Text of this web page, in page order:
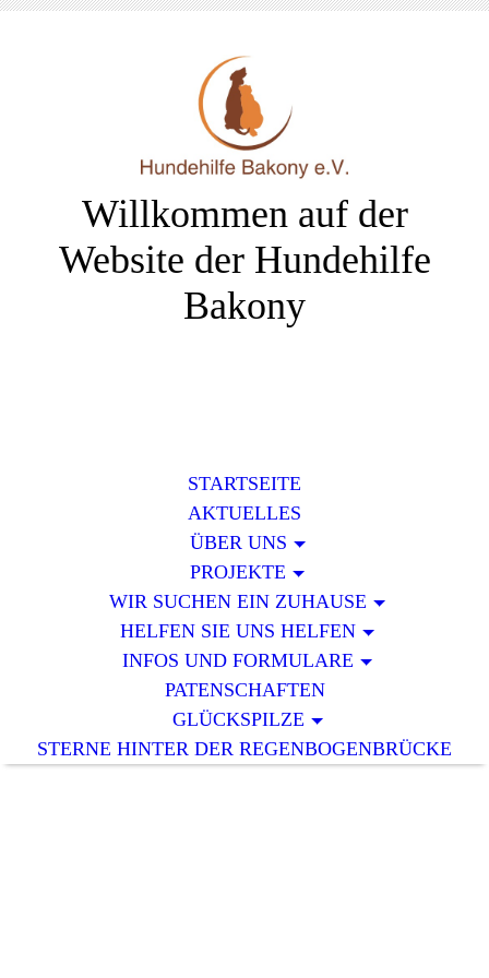
Willkommen auf der
Website der Hundehilfe
Bakony
STARTSEITE
AKTUELLES
ÜBER UNS
PROJEKTE
WIR SUCHEN EIN ZUHAUSE
HELFEN SIE UNS HELFEN
INFOS UND FORMULARE
PATENSCHAFTEN
GLÜCKSPILZE
STERNE HINTER DER REGENBOGENBRÜCKE